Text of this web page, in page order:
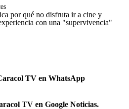
por qué no disfruta ir a cine y
con una "supervivencia"
TV en WhatsApp
TV en Google Noticias.